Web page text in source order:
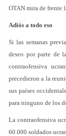
OTAN mira de frente
Adiós a todo eso
Si las semanas
deseo por parte de
contraofensiva
precedieron a la
sus países
para ninguno de los
La contraofensiva
60.000 soldados